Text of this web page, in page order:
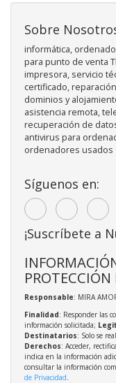
Sobre
informática,
para punto de venta
impresora, servicio
certificado,
dominios y
asistencia remota,
recuperación de
antivirus para
ordenadores usados
Síguenos en:
¡Suscríbete a
Responsable: MIRA
Finalidad: Responder las
información solicitada;
Destinatarios: Solo se
Derechos: Acceder,
indica en la información
consultar la información
de Privacidad